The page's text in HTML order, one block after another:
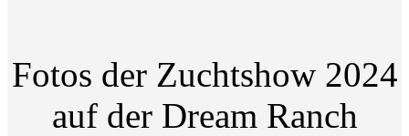
Fotos der Zuchtshow 2024
auf der Dream Ranch